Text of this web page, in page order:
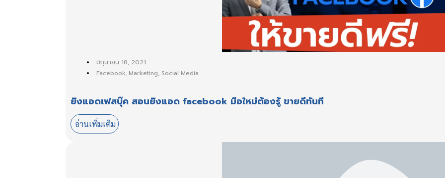
มิถุนายน 18, 2021
Facebook, Marketing, Social Media
ยิงแอดเฟสบุ๊ค สอนยิงแอด facebook มือใหม่ต้องรู้ ขายดีทันที
อ่านเพิ่มเติม